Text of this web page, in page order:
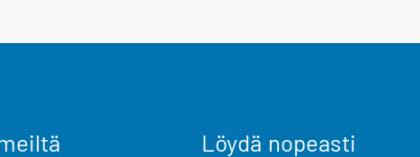
Löydä nopeasti